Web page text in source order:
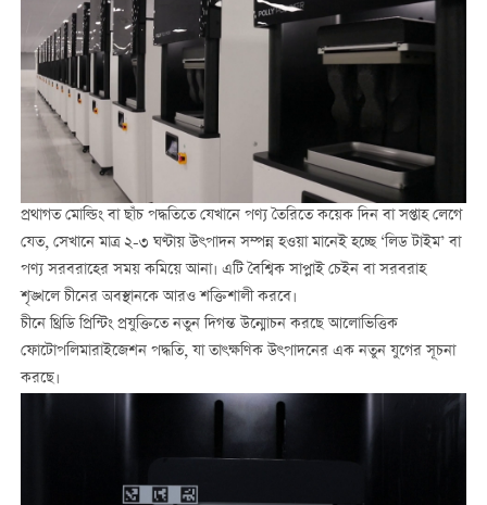
প্রথাগত মোল্ডিং বা ছাঁচ পদ্ধতিতে যেখানে পণ্য তৈরিতে কয়েক দিন বা সপ্তাহ লেগে
যেত, সেখানে মাত্র ২-৩ ঘণ্টায় উৎপাদন সম্পন্ন হওয়া মানেই হচ্ছে ‘লিড টাইম’ বা
পণ্য সরবরাহের সময় কমিয়ে আনা। এটি বৈশ্বিক সাপ্লাই চেইন বা সরবরাহ
শৃঙ্খলে চীনের অবস্থানকে আরও শক্তিশালী করবে।
চীনে থ্রিডি প্রিন্টিং প্রযুক্তিতে নতুন দিগন্ত উন্মোচন করছে আলোভিত্তিক
ফোটোপলিমারাইজেশন পদ্ধতি, যা তাৎক্ষণিক উৎপাদনের এক নতুন যুগের সূচনা
করছে।